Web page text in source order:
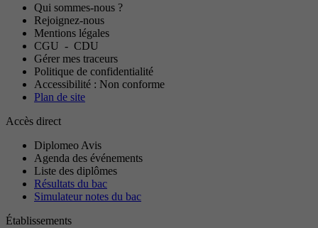
Qui sommes-nous ?
Rejoignez-nous
Mentions légales
CGU - CDU
Gérer mes traceurs
Politique de confidentialité
Accessibilité : Non conforme
Plan de site
Accès direct
Diplomeo Avis
Agenda des événements
Liste des diplômes
Résultats du bac
Simulateur notes du bac
Établissements